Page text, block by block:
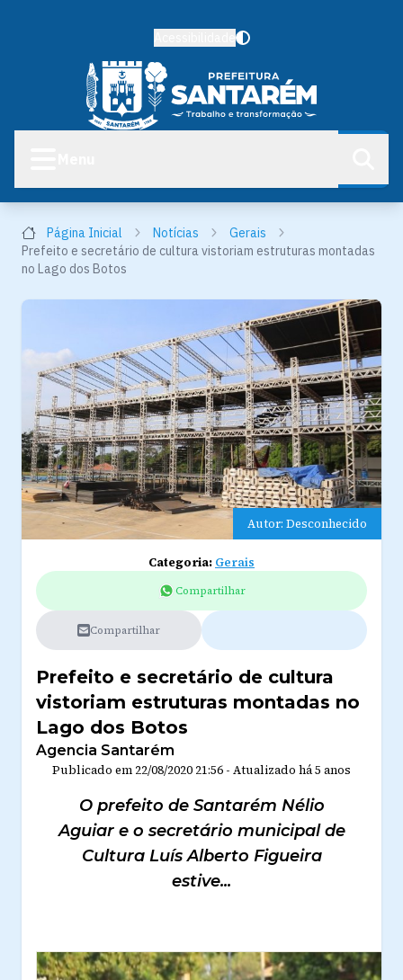
Página Inicial Notícias
Gerais
Prefeito e secretário de cultura vistoriam estruturas montadas
no Lago dos Botos
Autor: Desconhecido
Categoria: Gerais
Compartilhar
Compartilhar
Prefeito e secretário de cultura
vistoriam estruturas montadas no
Lago dos Botos
Agencia Santarém
Publicado em 22/08/2020 21:56 - Atualizado há 5 anos
O prefeito de Santarém Nélio
Aguiar e o secretário municipal de
Cultura Luís Alberto Figueira
estive...